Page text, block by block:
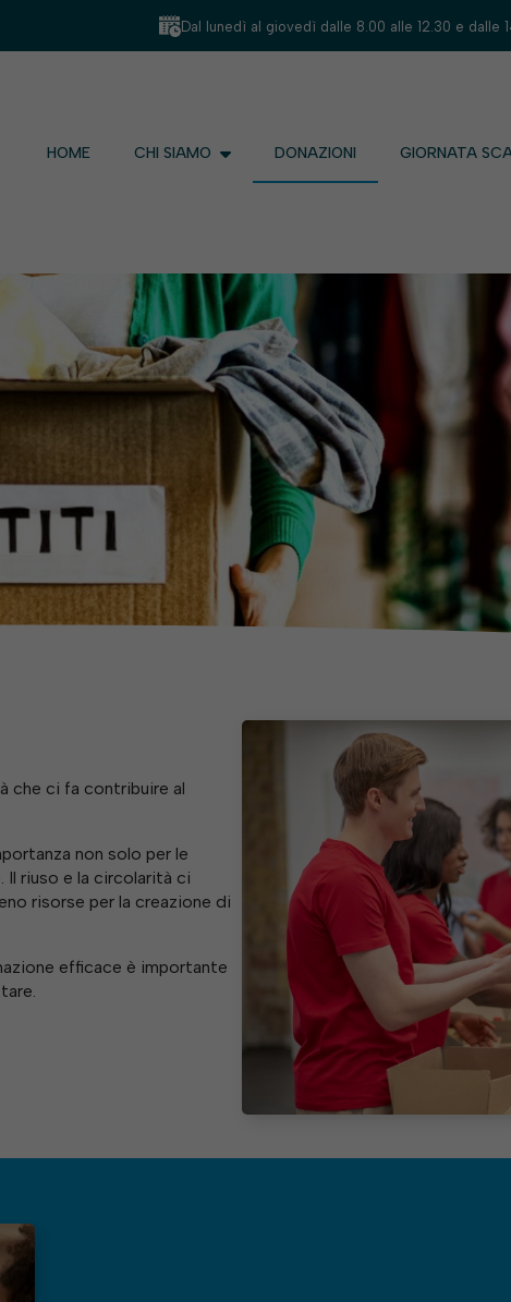
Dal lunedì al giovedì dalle 8.00 alle 12.30 e dalle
HOME CHI SIAMO DONAZIONI GIORNATA
che ci fa contribuire al
non solo per le
Il riuso e la circolarità ci
risorse per la creazione di
efficace è importante